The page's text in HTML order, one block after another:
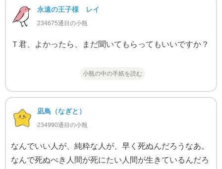
永遠の王子様 レイ
234675通目の小瓶
Ｔ君、よかったら、まだ聞いてもらってもいいですか？
小瓶の中の手紙を読む
凪鳥（なぎと）
234990通目の小瓶
なんでいい人が、純粋な人が、早く死ぬんだろうなあ。
なんで死ぬべき人間が死にたい人間が生きているんだろ